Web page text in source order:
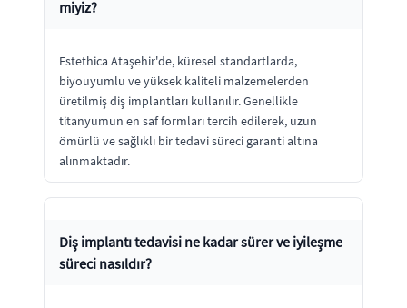
miyiz?
Estethica Ataşehir'de, küresel standartlarda,
biyouyumlu ve yüksek kaliteli malzemelerden
üretilmiş diş implantları kullanılır. Genellikle
titanyumun en saf formları tercih edilerek, uzun
ömürlü ve sağlıklı bir tedavi süreci garanti altına
alınmaktadır.
Diş implantı tedavisi ne kadar sürer ve iyileşme
süreci nasıldır?